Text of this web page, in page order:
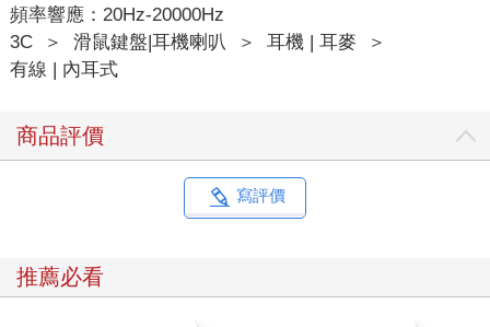
頻率響應：20Hz-20000Hz
3C
＞ 滑鼠鍵盤|耳機喇叭 ＞ 耳機 | 耳麥
＞
有線 | 內耳式
商品評價
寫評價
推薦必看